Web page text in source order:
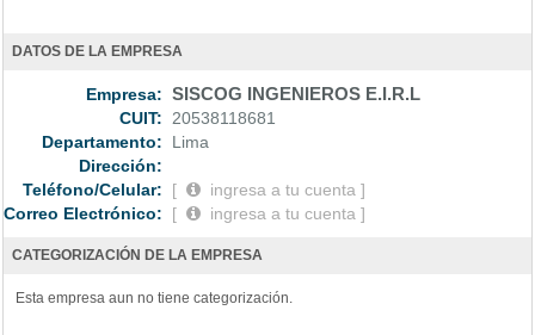
DATOS DE LA EMPRESA
Empresa: SISCOG INGENIEROS E.I.R.L
CUIT: 20538118681
Departamento: Lima
Dirección:
Teléfono/Celular:
[
ingresa a tu cuenta ]
Correo Electrónico:
[ ingresa a tu cuenta ]
CATEGORIZACIÓN DE LA EMPRESA
Esta empresa aun no tiene categorización.